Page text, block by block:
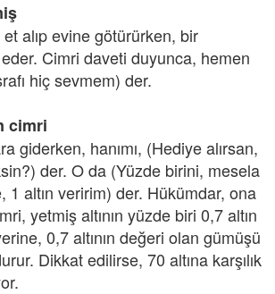
alıp evine götürürken, bir
Cimri daveti duyunca, hemen
hiç sevmem) der.
cimri
giderken, hanımı, (Hediye alırsan,
der. O da (Yüzde birini, mesela
1 altın veririm) der. Hükümdar, ona
yetmiş altının yüzde biri 0,7 altın
0,7 altının değeri olan gümüşü
Dikkat edilirse, 70 altına karşılık